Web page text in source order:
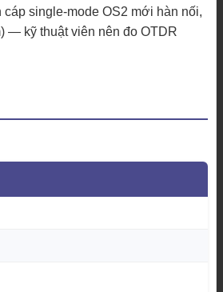
single-mode OS2 mới hàn nối,
— kỹ thuật viên nên đo OTDR